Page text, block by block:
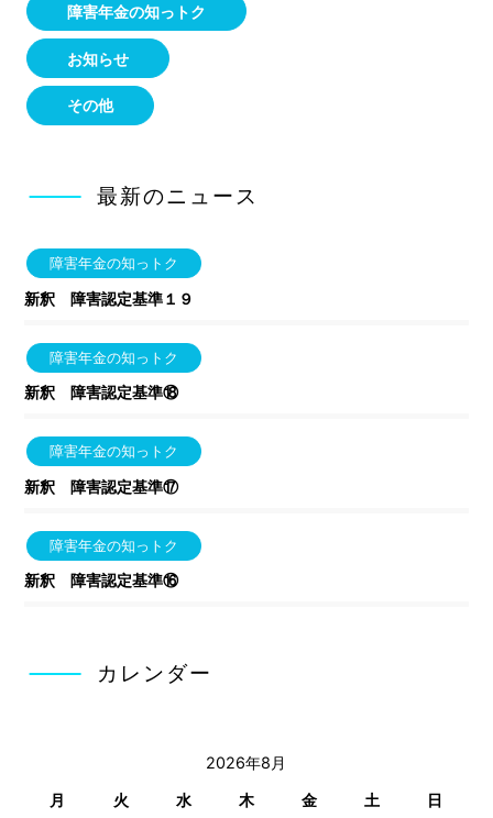
障害年金の知っトク
お知らせ
その他
最新のニュース
障害年金の知っトク
新釈 障害認定基準１９
障害年金の知っトク
新釈 障害認定基準⑱
障害年金の知っトク
新釈 障害認定基準⑰
障害年金の知っトク
新釈 障害認定基準⑯
カレンダー
2026年8月
月
火 水 木 金 土
日